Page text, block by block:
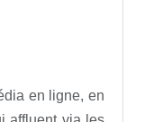
en ligne, en